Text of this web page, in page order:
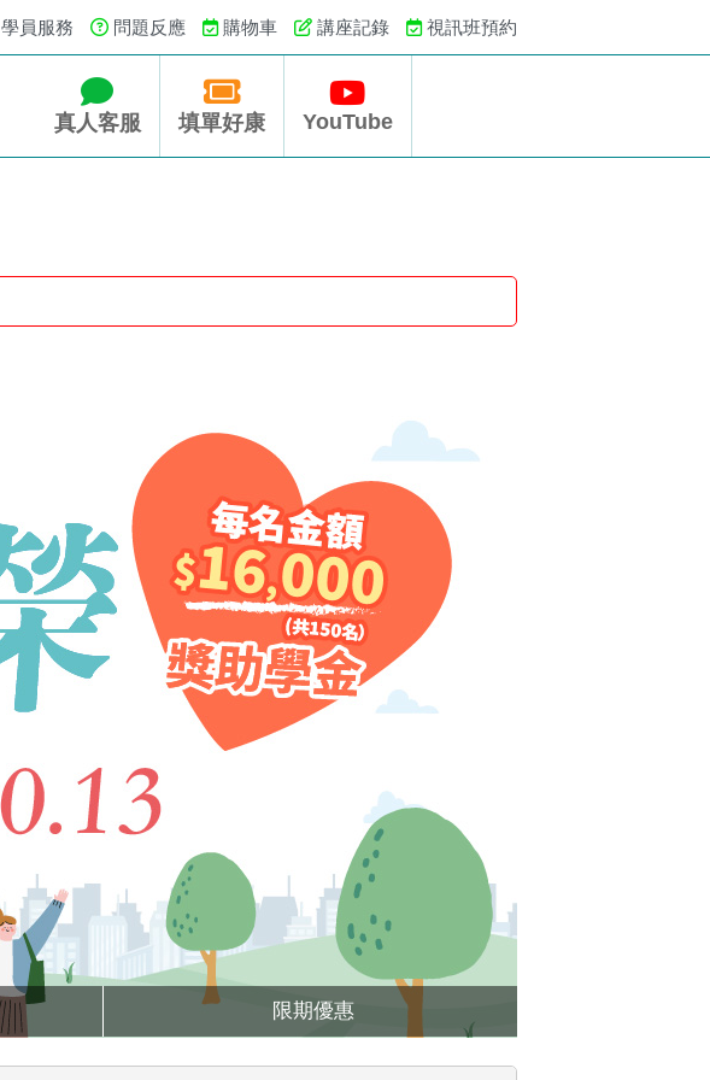
學員服務 問題反應 購物車 講座記錄 視訊班預約
真人客服 填單好康 YouTube
限期優惠